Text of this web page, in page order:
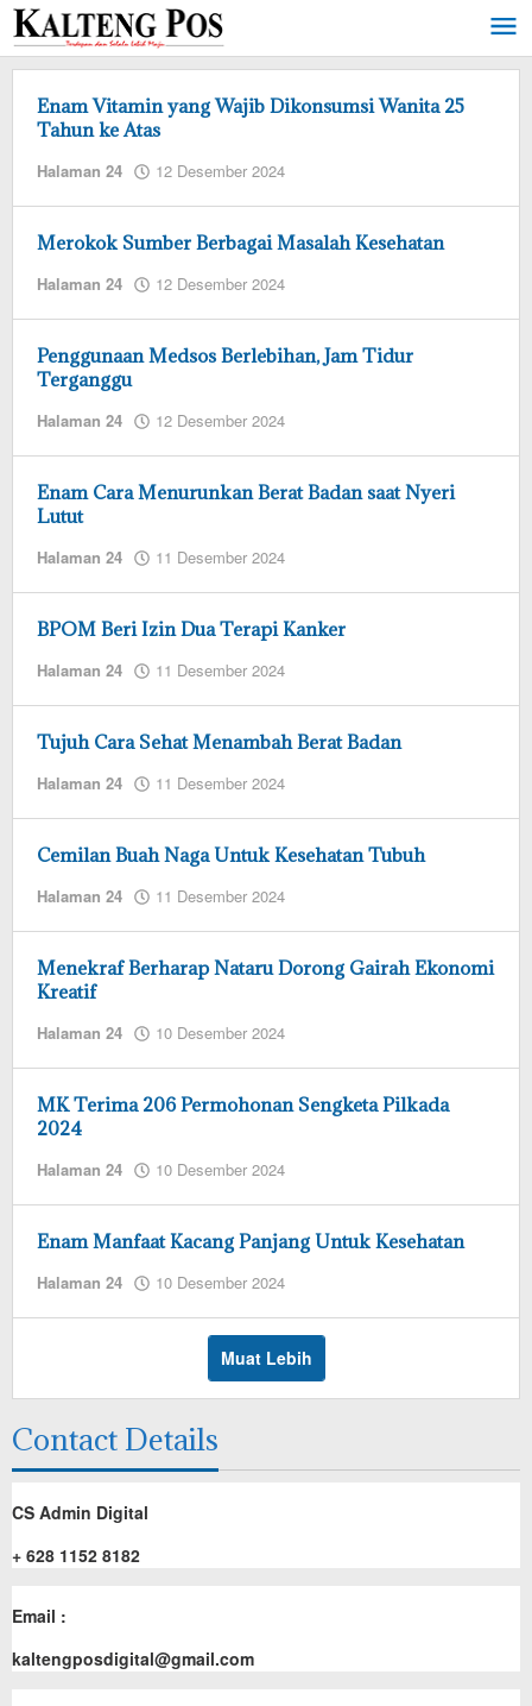
Lewati
ke
konten
Enam Vitamin yang Wajib Dikonsumsi Wanita 25
Tahun ke Atas
Halaman 24 12 Desember 2024
redaksi
Merokok Sumber Berbagai Masalah Kesehatan
Halaman 24 12 Desember 2024
redaksi
Penggunaan Medsos Berlebihan, Jam Tidur
Terganggu
Halaman 24 12 Desember 2024
redaksi
Enam Cara Menurunkan Berat Badan saat Nyeri
Lutut
Halaman 24 11 Desember 2024
redaksi
BPOM Beri Izin Dua Terapi Kanker
Halaman 24 11 Desember 2024
redaksi
Tujuh Cara Sehat Menambah Berat Badan
Halaman 24 11 Desember 2024
redaksi
Cemilan Buah Naga Untuk Kesehatan Tubuh
Halaman 24 11 Desember 2024
redaksi
Menekraf Berharap Nataru Dorong Gairah Ekonomi
Kreatif
Halaman 24 10 Desember 2024
redaksi
MK Terima 206 Permohonan Sengketa Pilkada
2024
Halaman 24 10 Desember 2024
redaksi
Enam Manfaat Kacang Panjang Untuk Kesehatan
Halaman 24 10 Desember 2024
redaksi
Muat Lebih
Contact Details
CS Admin Digital
+ 628 1152 8182
Email :
kaltengposdigital@gmail.com